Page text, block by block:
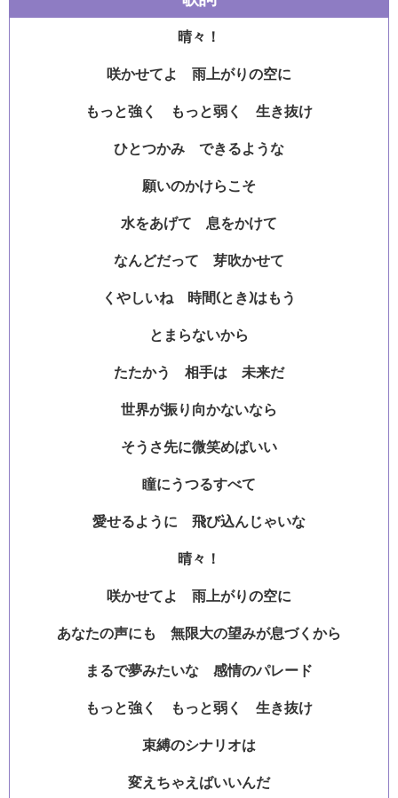
晴々！
咲かせてよ 雨上がりの空に
もっと強く もっと弱く 生き抜け
ひとつかみ できるような
願いのかけらこそ
水をあげて 息をかけて
なんどだって 芽吹かせて
くやしいね 時間(とき)はもう
とまらないから
たたかう 相手は 未来だ
世界が振り向かないなら
そうさ先に微笑めばいい
瞳にうつるすべて
愛せるように 飛び込んじゃいな
晴々！
咲かせてよ 雨上がりの空に
あなたの声にも 無限大の望みが息づくから
まるで夢みたいな 感情のパレード
もっと強く もっと弱く 生き抜け
束縛のシナリオは
変えちゃえばいいんだ